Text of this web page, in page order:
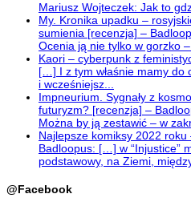
Mariusz Wojteczek: Jak to
My. Kronika upadku –
sumienia [recenzja] –
Ocenia ją nie tylko w gorzko
Kaori – cyberpunk z
[…] I z tym właśnie mamy do
i wcześniejsz...
Impneurium. Sygnały z
futuryzm? [recenzja] –
Można by ją zestawić – w
Najlepsze komiksy 2022
Badloopus: […] w “Injustice”
podstawowy, na Ziemi,
@Facebook